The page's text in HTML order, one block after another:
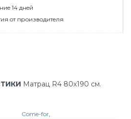
14 днeй
oт прoизвoдитeля
Матрац R4 80х190 см.
Come-for,